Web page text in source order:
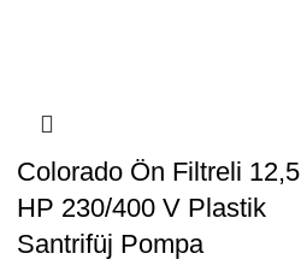
Colorado Ön Filtreli 12,5
HP 230/400 V Plastik
Santrifüj Pompa